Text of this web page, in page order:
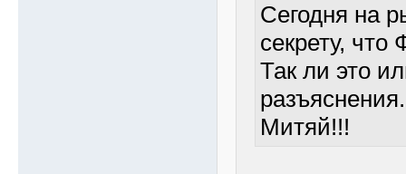
Сегодня на
секрету,
Так ли это
Митяй!!!